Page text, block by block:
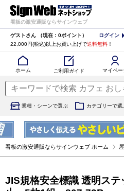
看板の激安通販ならサインウェブ
ゲストさん （現在：0ポイント） ログイン
22,000円(税込)以上お買い上げで送料無料 ！
ホーム ご利用ガイド マイペー
業種・シーンで選ぶ カテゴリーで選
看板の激安通販ならサインウェブ ホーム
JIS規格安全標識 透明ス